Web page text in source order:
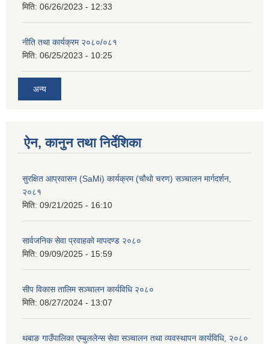
मिति: 06/26/2023 - 12:33
नीति तथा कार्यक्रम २०८०/०८१
मिति: 06/25/2023 - 10:25
अन्य
ऐन, कानुन तथा निर्देशिका
सुरक्षित आप्रवासन (SaMi) कार्यक्रम (चौथो चरण) सञ्चालन मार्गदर्शन,
२०८१
मिति: 09/21/2025 - 16:10
सार्वजनिक सेवा प्रवाहको मापदण्ड २०८०
मिति: 09/09/2025 - 15:59
सीप विकास तालिम सञ्चालन कार्यविधि २०८०
मिति: 08/27/2024 - 13:07
थबाङ गाउँपालिका एम्बुललेन्स सेवा सञ्चालन तथा व्यवस्थापन कार्यविधि, २०८०